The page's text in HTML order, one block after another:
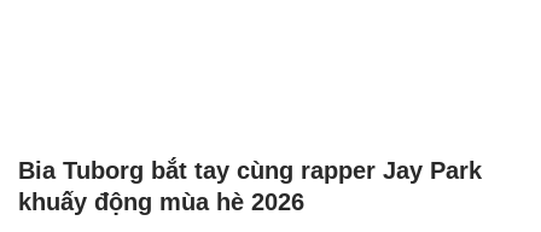
Bia Tuborg bắt tay cùng rapper Jay Park
khuấy động mùa hè 2026